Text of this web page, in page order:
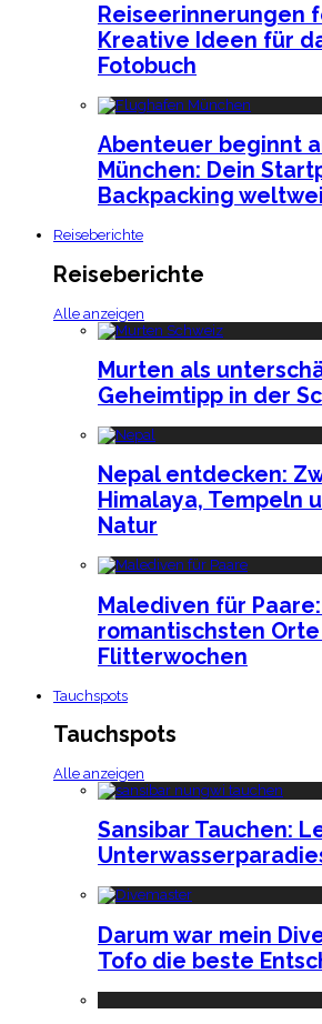
Reiseerinnerungen
Kreative Ideen für
Fotobuch
Abenteuer beginnt
München: Dein
Backpacking
Reiseberichte
Reiseberichte
Alle anzeigen
Murten als
Geheimtipp in der
Nepal entdecken:
Himalaya, Tempeln
Natur
Malediven für
romantischsten
Flitterwochen
Tauchspots
Tauchspots
Alle anzeigen
Sansibar Tauchen:
Darum war mein
Tofo die beste